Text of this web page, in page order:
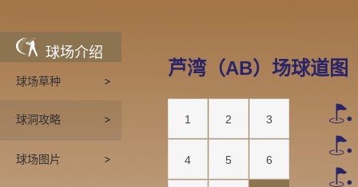
球场介绍
球场草种
球洞攻略
球场图片
芦湾（AB）场球道图
1 2 3
4 5 6